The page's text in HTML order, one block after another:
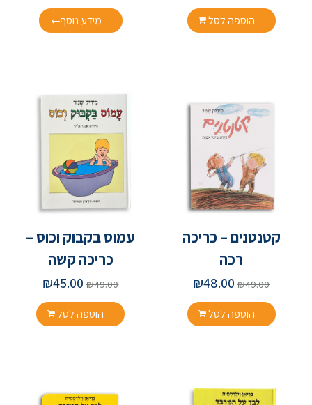
הוספה לסל מידע נוסף
קטנטנים – כריכה
רכה
₪49.00
₪48.00
הוספה לסל
עמוס בקבוק וכוס –
כריכה קשה
₪49.00
₪45.00
הוספה לסל